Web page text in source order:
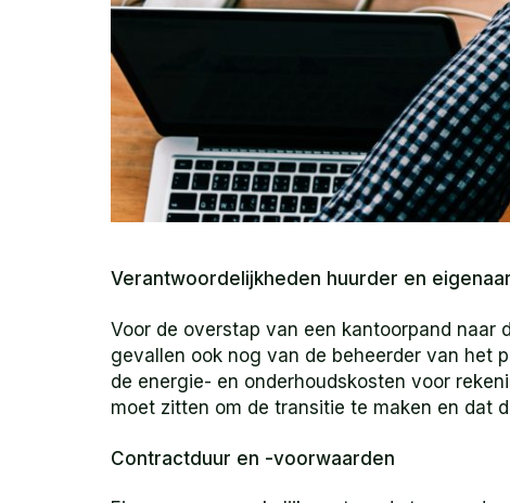
Verantwoordelijkheden huurder en eigenaar
Voor de overstap van een kantoorpand naar
gevallen ook nog van de beheerder van het
de energie- en onderhoudskosten voor
moet zitten om de transitie te maken en dat
Contractduur en -voorwaarden